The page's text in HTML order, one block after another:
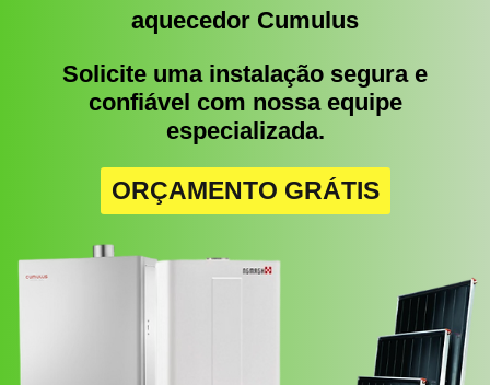
aquecedor Cumulus
Solicite uma instalação segura e
confiável com nossa equipe
especializada.
ORÇAMENTO GRÁTIS